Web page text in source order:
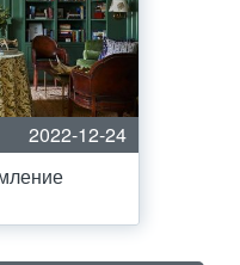
2022-12-24